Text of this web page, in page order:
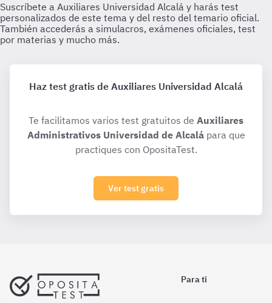
Haz test gratis de Auxiliares Universidad Alcalá
Te facilitamos varios test gratuitos de Auxiliares
Administrativos Universidad de Alcalápara que
practiques con OpositaTest.
Ver test gratis
Para ti